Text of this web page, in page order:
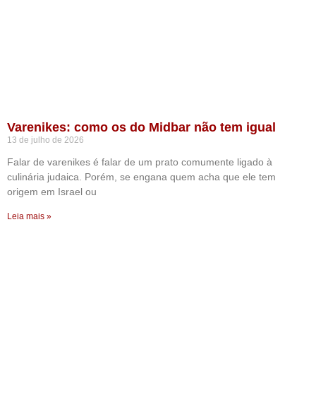
Varenikes: como os do Midbar não tem igual
13 de julho de 2026
Falar de varenikes é falar de um prato comumente ligado à
culinária judaica. Porém, se engana quem acha que ele tem
origem em Israel ou
Leia mais »